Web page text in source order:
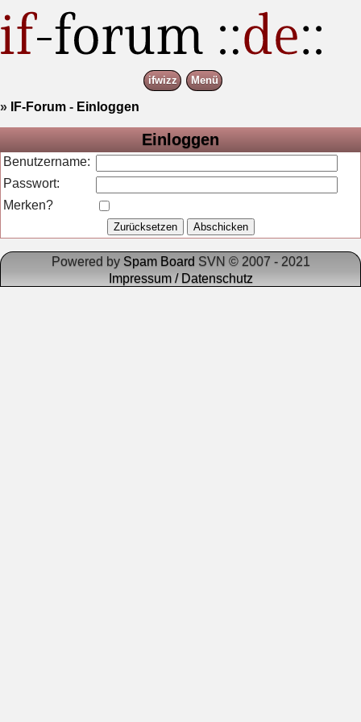
ifwizz Menü
» IF-Forum - Einloggen
Einloggen
Benutzername:
Passwort:
Merken?
Powered by Spam Board SVN © 2007 - 2021
Impressum / Datenschutz